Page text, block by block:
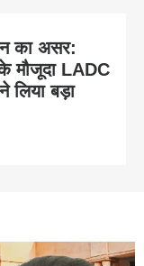
का असर:
मौजूदा LADC
लिया बड़ा